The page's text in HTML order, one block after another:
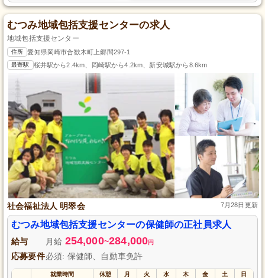
むつみ地域包括支援センターの求人
地域包括支援センター
住所 愛知県岡崎市合歓木町上郷間297-1
最寄駅 桜井駅から2.4km、岡崎駅から4.2km、新安城駅から8.6km
社会福祉法人 明翠会 7月28日更新
むつみ地域包括支援センターの保健師の正社員求人
給与 月給 254,000~284,000円
応募要件必須: 保健師、自動車免許
就業時間 休憩 月 火 水 木 金 土 日